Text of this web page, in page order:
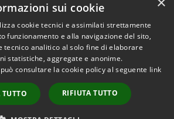
sui cookie
cookie tecnici e assimilati strettamente
funzionamento e alla navigazione del sito,
tecnico analitico al solo fine di elaborare
statistiche, aggregate e anonime.
consultare la cookie policy al seguente link
TUTTO RIFIUTA TUTTO